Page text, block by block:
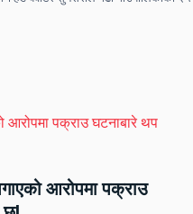
आरोपमा पक्राउ